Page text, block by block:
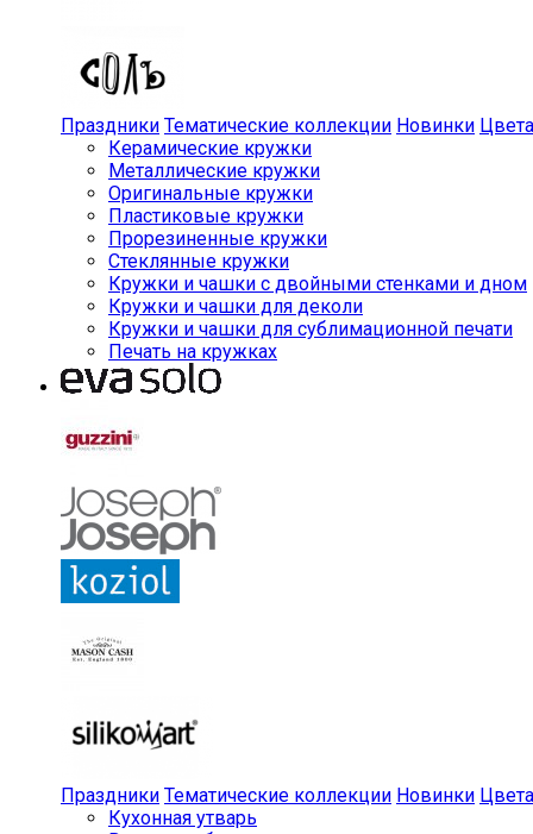
Праздники Тематические коллекции Новинки Цвета
Керамические кружки
Металлические кружки
Оригинальные кружки
Пластиковые кружки
Прорезиненные кружки
Стеклянные кружки
Кружки и чашки с двойными стенками и дном
Кружки и чашки для деколи
Кружки и чашки для сублимационной печати
Печать на кружках
Праздники Тематические коллекции Новинки Цвета
Кухонная утварь